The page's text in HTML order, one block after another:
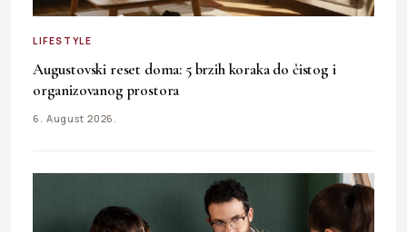
LIFESTYLE
Augustovski reset doma: 5 brzih koraka do čistog i
organizovanog prostora
6. August 2026.